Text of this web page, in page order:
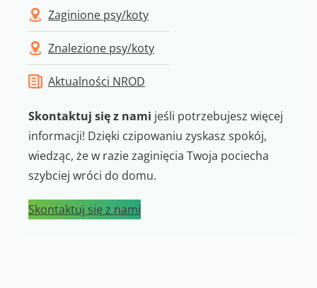
Zaginione psy/koty
Znalezione psy/koty
Aktualności NROD
Skontaktuj się z nami jeśli potrzebujesz więcej
informacji! Dzięki czipowaniu zyskasz spokój,
wiedząc, że w razie zaginięcia Twoja pociecha
szybciej wróci do domu.
Skontaktuj się z nami